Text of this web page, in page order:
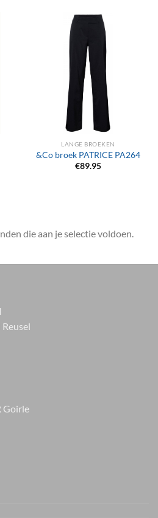
LANGE BROEKEN
&Co broek PATRICE PA264
€89.95
die aan je selectie voldoen.
Goirle